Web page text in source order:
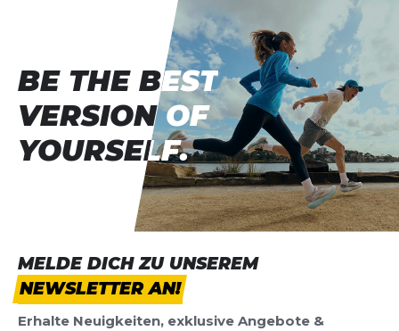
MELDE DICH ZU UNSEREM
NEWSLETTER AN!
Erhalte Neuigkeiten, exklusive Angebote &
BE THE BEST
VERSION OF
YOURSELF.
BE THE BEST
VERSION OF
YOURSELF.